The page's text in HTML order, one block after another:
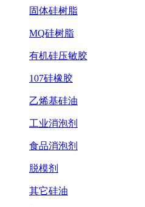
固体硅树脂
MQ硅树脂
有机硅压敏胶
107硅橡胶
乙烯基硅油
工业消泡剂
食品消泡剂
脱模剂
其它硅油